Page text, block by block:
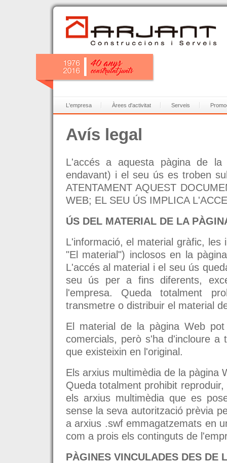
L'empresa Àrees d'activitat Serveis
Avís legal
L'accés a aquesta pàgina de
endavant) i el seu ús es troben
ATENTAMENT AQUEST
WEB; EL SEU ÚS IMPLICA
ÚS DEL MATERIAL DE LA
L'informació, el material gràfic,
"El material") inclosos en la
L'accés al material i el seu ús
seu ús per a fins diferents,
l'empresa. Queda totalment
transmetre o distribuir el material
El material de la pàgina Web
comercials, però s'ha d'incloure
que existeixin en l'original.
Els arxius multimèdia de la pàgina
Queda totalment prohibit
els arxius multimèdia que es
sense la seva autorització prèvia
a arxius .swf emmagatzemats en
com a prois els continguts de
PÀGINES VINCULADES DES DE